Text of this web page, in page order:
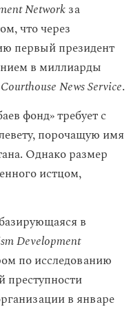
Networkза
что через
первый президент
в миллиарды
Courthouse News Service.
фонд» требует с
порочащую имя
Однако размер
истцом,
в
Development
по исследованию
преступности
в январе